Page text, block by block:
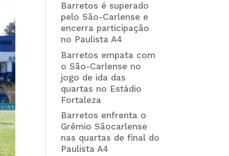
Barretos é superado
pelo São-Carlense e
encerra participação
no Paulista A4
Barretos empata com
o São-Carlense no
jogo de ida das
quartas no Estádio
Fortaleza
Barretos enfrenta o
Grêmio Sãocarlense
nas quartas de final do
Paulista A4